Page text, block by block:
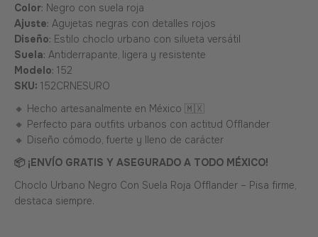
Color: Negro con suela roja
Ajuste: Agujetas negras con detalles rojos
Diseño: Estilo choclo urbano con silueta versátil
Suela: Antiderrapante, ligera y resistente
Modelo: 152
SKU: 152CRNESURO
🔸 Hecho artesanalmente en México 🇲🇽
🔸 Perfecto para outfits urbanos con actitud Offlander
🔸 Diseño cómodo, fuerte y lleno de carácter
📦 ¡ENVÍO GRATIS Y ASEGURADO A TODO MÉXICO!
Choclo Urbano Negro Con Suela Roja Offlander – Pisa firme,
destaca siempre.